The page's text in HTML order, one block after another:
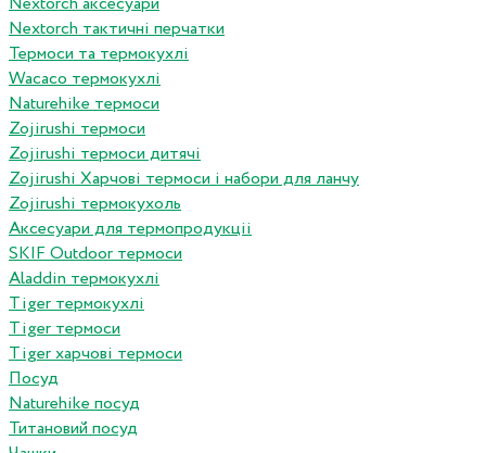
Nextorch тактичні перчатки
Термоси та термокухлі
Wacaco термокухлі
Naturehike термоси
Zojirushi термоси
Zojirushi термоси дитячі
Zojirushi Харчові термоси і набори для ланчу
Zojirushi термокухоль
Аксесуари для термопродукціі
SKIF Outdoor термоси
Aladdin термокухлі
Tiger термокухлі
Tiger термоси
Tiger харчові термоси
Посуд
Naturehike посуд
Титановий посуд